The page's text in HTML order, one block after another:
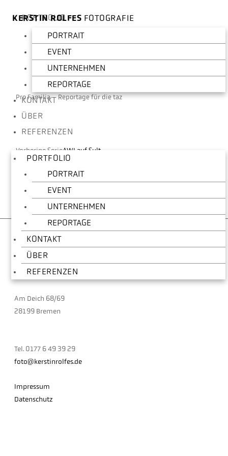
KERSTIN ROLFES FOTOGRAFIE
PORTFOLIO
PORTRAIT
EVENT
UNTERNEHMEN
REPORTAGE
KONTAKT
ÜBER
REFERENZEN
PORTFOLIO
PORTRAIT
EVENT
UNTERNEHMEN
REPORTAGE
KONTAKT
ÜBER
REFERENZEN
Pro Familia –Reportage für die taz
Vorherige SerieAWI auf Sylt
Kerstin Rolfes
Fotografin
Im Künstlerhaus
Am Deich 68/69
28199 Bremen
Tel. 0177 6 49 39 29
foto@kerstinrolfes.de
Impressum
Datenschutz